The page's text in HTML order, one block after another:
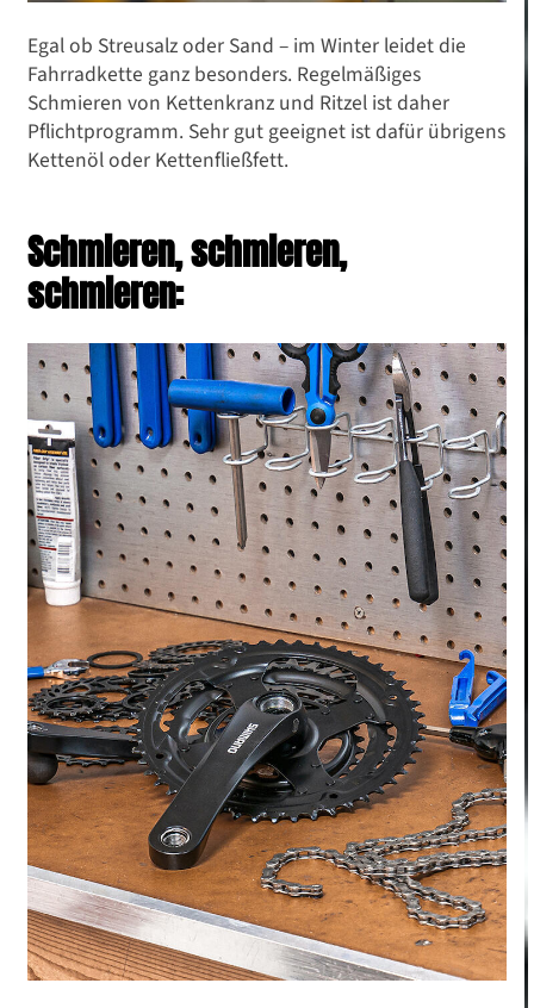
Egal ob Streusalz oder Sand – im Winter leidet die
Fahrradkette ganz besonders. Regelmäßiges
Schmieren von Kettenkranz und Ritzel ist daher
Pflichtprogramm. Sehr gut geeignet ist dafür übrigens
Kettenöl oder Kettenfließfett.
Schmieren, schmieren,
schmieren: